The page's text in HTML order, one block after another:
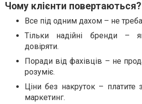
Чому клієнти повертаються?
Все під одним дахом – не треба
Тільки надійні бренди –
довіряти.
Поради від фахівців – не
розуміє.
Ціни без накруток – платите
маркетинг.